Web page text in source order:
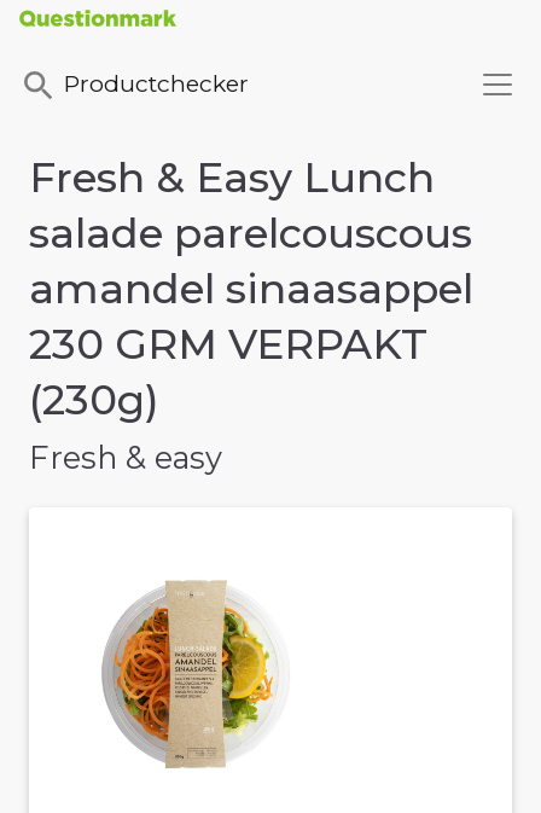
Productchecker
Fresh & Easy Lunch
salade parelcouscous
amandel sinaasappel
230 GRM VERPAKT
(230g)
Fresh & easy